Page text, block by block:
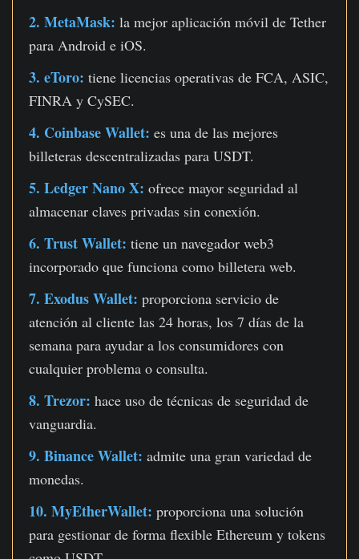
2. MetaMask: la mejor aplicación móvil de Tether
para Android e iOS.
3. eToro: tiene licencias operativas de FCA, ASIC,
FINRA y CySEC.
4. Coinbase Wallet: es una de las mejores
billeteras descentralizadas para USDT.
5. Ledger Nano X: ofrece mayor seguridad al
almacenar claves privadas sin conexión.
6. Trust Wallet: tiene un navegador web3
incorporado que funciona como billetera web.
7. Exodus Wallet: proporciona servicio de
atención al cliente las 24 horas, los 7 días de la
semana para ayudar a los consumidores con
cualquier problema o consulta.
8. Trezor: hace uso de técnicas de seguridad de
vanguardia.
9. Binance Wallet: admite una gran variedad de
monedas.
10. MyEtherWallet: proporciona una solución
para gestionar de forma flexible Ethereum y tokens